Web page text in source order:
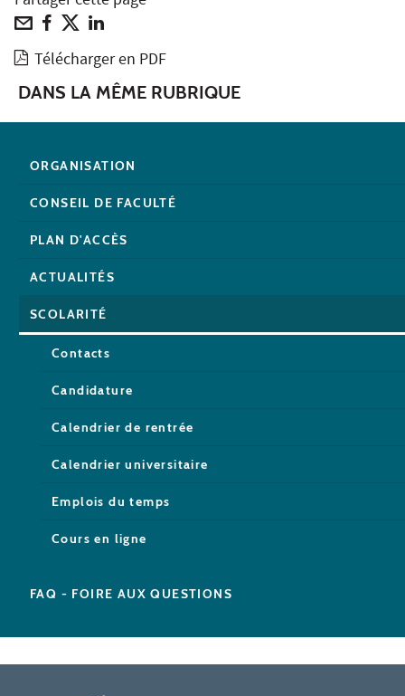
Télécharger en PDF
DANS LA MÊME RUBRIQUE
ORGANISATION
CONSEIL DE FACULTÉ
PLAN D'ACCÈS
ACTUALITÉS
SCOLARITÉ
Contacts
Candidature
Calendrier de rentrée
Calendrier universitaire
Emplois du temps
Cours en ligne
FAQ - FOIRE AUX QUESTIONS